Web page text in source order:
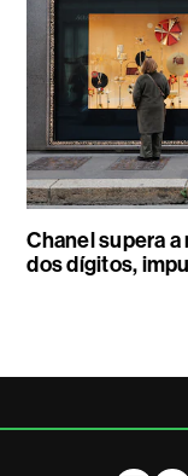
Chanel supera
dos dígitos,